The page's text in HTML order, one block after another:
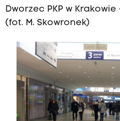
Dworzec PKP w
(fot. M. Skowronek)